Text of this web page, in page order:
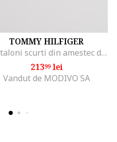
TOMMY HILFIGER
Pantaloni scurti din amestec de bumbac cu snur, Rosu
21399lei
Vandut de MODIVO SA